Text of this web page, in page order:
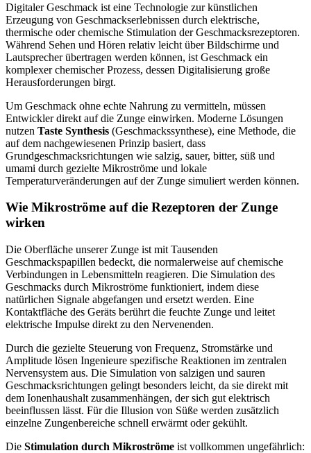
Digitaler Geschmack ist eine Technologie zur künstlichen
Erzeugung von Geschmackserlebnissen durch elektrische,
thermische oder chemische Stimulation der Geschmacksrezeptoren.
Während Sehen und Hören relativ leicht über Bildschirme und
Lautsprecher übertragen werden können, ist Geschmack ein
komplexer chemischer Prozess, dessen Digitalisierung große
Herausforderungen birgt.
Um Geschmack ohne echte Nahrung zu vermitteln, müssen
Entwickler direkt auf die Zunge einwirken. Moderne Lösungen
nutzen Taste Synthesis (Geschmackssynthese), eine Methode, die
auf dem nachgewiesenen Prinzip basiert, dass
Grundgeschmacksrichtungen wie salzig, sauer, bitter, süß und
umami durch gezielte Mikroströme und lokale
Temperaturveränderungen auf der Zunge simuliert werden können.
Wie Mikroströme auf die Rezeptoren der Zunge
wirken
Die Oberfläche unserer Zunge ist mit Tausenden
Geschmackspapillen bedeckt, die normalerweise auf chemische
Verbindungen in Lebensmitteln reagieren. Die Simulation des
Geschmacks durch Mikroströme funktioniert, indem diese
natürlichen Signale abgefangen und ersetzt werden. Eine
Kontaktfläche des Geräts berührt die feuchte Zunge und leitet
elektrische Impulse direkt zu den Nervenenden.
Durch die gezielte Steuerung von Frequenz, Stromstärke und
Amplitude lösen Ingenieure spezifische Reaktionen im zentralen
Nervensystem aus. Die Simulation von salzigen und sauren
Geschmacksrichtungen gelingt besonders leicht, da sie direkt mit
dem Ionenhaushalt zusammenhängen, der sich gut elektrisch
beeinflussen lässt. Für die Illusion von Süße werden zusätzlich
einzelne Zungenbereiche schnell erwärmt oder gekühlt.
Die Stimulation durch Mikroströme ist vollkommen ungefährlich: